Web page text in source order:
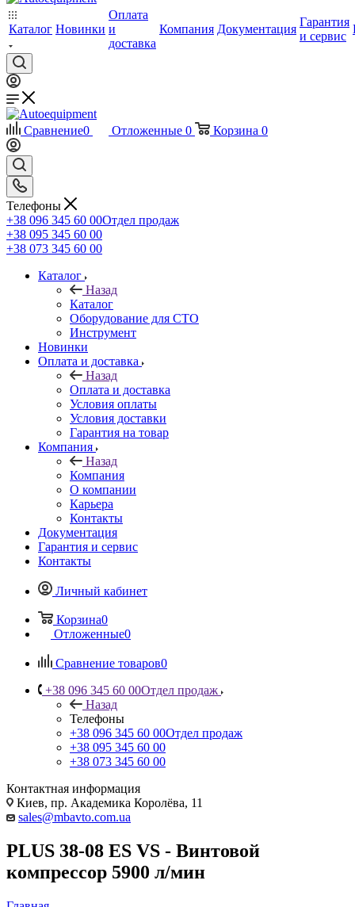
Каталог Новинки
Оплата
и
доставка
Компания Документация
Гарантия
и сервис
Сравнение0 Отложенные 0 Корзина 0
Телефоны
+38 096 345 60 00Отдел продаж
+38 095 345 60 00
+38 073 345 60 00
Каталог
Назад
Каталог
Оборудование для СТО
Инструмент
Новинки
Оплата и доставка
Назад
Оплата и доставка
Условия оплаты
Условия доставки
Гарантия на товар
Компания
Назад
Компания
О компании
Карьера
Контакты
Документация
Гарантия и сервис
Контакты
Личный кабинет
Корзина0
Отложенные0
Сравнение товаров0
+38 096 345 60 00Отдел продаж
Назад
Телефоны
+38 096 345 60 00Отдел продаж
+38 095 345 60 00
+38 073 345 60 00
Контактная информация
Киев, пр. Академика Королёва, 11
sales@mbavto.com.ua
PLUS 38-08 ES VS - Винтовой
компрессор 5900 л/мин